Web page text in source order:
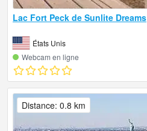
Lac Fort Peck de Sunlite Dreams
États Unis
Webcam en ligne
Distance: 0.8 km